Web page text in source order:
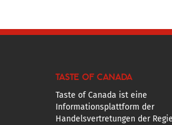
TASTE OF CANADA
Taste of Canada ist eine
Informationsplattform der
Handelsvertretungen der